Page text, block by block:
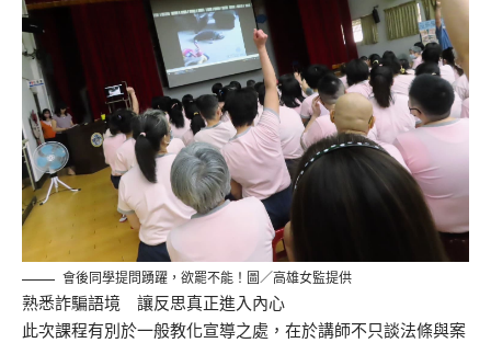
會後同學提問踴躍，欲罷不能！圖／高雄女監提供
熟悉詐騙語境 讓反思真正進入內心
此次課程有別於一般教化宣導之處，在於講師不只談法條與案